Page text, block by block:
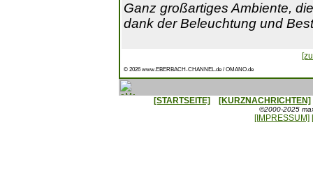
Ganz großartiges Ambiente,
dank der Beleuchtung und
© 2026 www.EBERBACH-CHANNEL.de / OMANO.de
[STARTSEITE] [KURZNACHRICHTEN]
©2000-2025
[IMPRESSUM]